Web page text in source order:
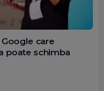
care
poate schimba